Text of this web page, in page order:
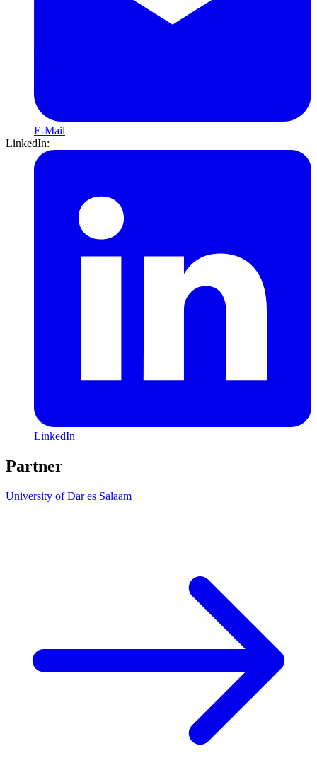
E-Mail
LinkedIn:
LinkedIn
Partner
University of Dar es Salaam